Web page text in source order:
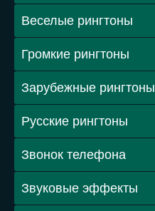
Веселые рингтоны
Громкие рингтоны
Зарубежные рингтоны
Русские рингтоны
Звонок телефона
Звуковые эффекты